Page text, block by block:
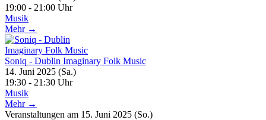
19:00 - 21:00 Uhr
Musik
Mehr →
Soniq - Dublin Imaginary Folk Music
14. Juni 2025 (Sa.)
19:30 - 21:30 Uhr
Musik
Mehr →
Veranstaltungen am 15. Juni 2025 (So.)